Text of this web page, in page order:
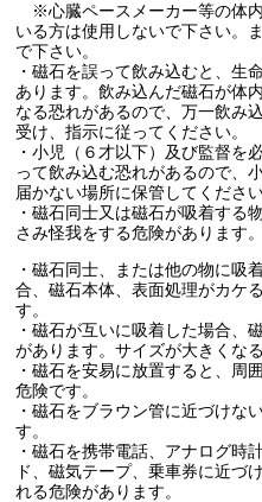
※心臓ペースメーカー等の体
いる方は使用しないで下さい。
で下さい。
・磁石を誤って飲み込むと、生
あります。飲み込んだ磁石が体
なる恐れがあるので、万一飲み
受け、指示に従ってください。
・小児（６才以下）及び監督を
って飲み込む恐れがあるので、
届かない場所に保管してください
・磁石同士又は磁石が吸着する
さみ怪我をする危険があります。
・磁石同士、または他の物に吸
合、磁石本体、表面処理がカケ
す。
・磁石が互いに吸着した場合、
があります。サイズが大きくな
・磁石を安易に放置すると、周
危険です。
・磁石をブラウン管に近づけな
す。
・磁石を携帯電話、アナログ時
ド、磁気テープ、乗車券に近づ
れる危険があります。